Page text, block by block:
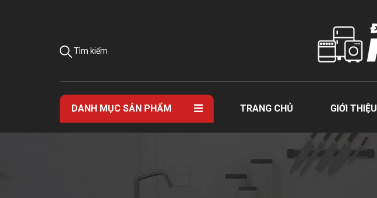
Tìm kiếm
DANH MỤC SẢN PHẨM TRANG CHỦ GIỚI THIỆU